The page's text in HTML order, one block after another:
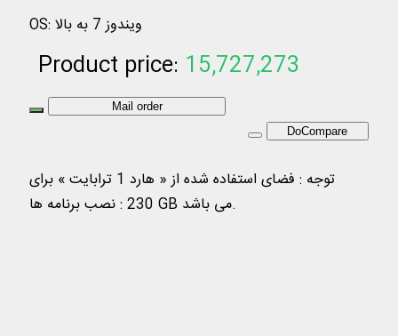
OS: ویندوز 7 به بالا
Product price: 15,727,273
Toman Mail order
DoCompare
توجه : فضای استفاده شده از « هارد 1 ترابایت » برای
نصب برنامه ها : ‎230 GB می باشد.